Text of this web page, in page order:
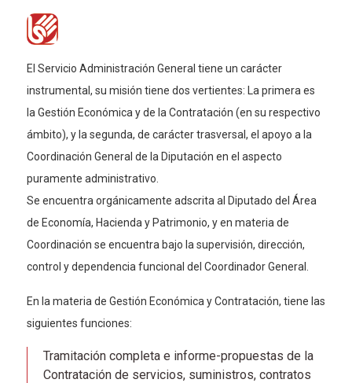
El Servicio Administración General tiene un carácter
instrumental, su misión tiene dos vertientes: La primera es
la Gestión Económica y de la Contratación (en su respectivo
ámbito), y la segunda, de carácter trasversal, el apoyo a la
Coordinación General de la Diputación en el aspecto
puramente administrativo.
Se encuentra orgánicamente adscrita al Diputado del Área
de Economía, Hacienda y Patrimonio, y en materia de
Coordinación se encuentra bajo la supervisión, dirección,
control y dependencia funcional del Coordinador General.
En la materia de Gestión Económica y Contratación, tiene las
siguientes funciones:
Tramitación completa e informe-propuestas de la
Contratación de servicios, suministros, contratos